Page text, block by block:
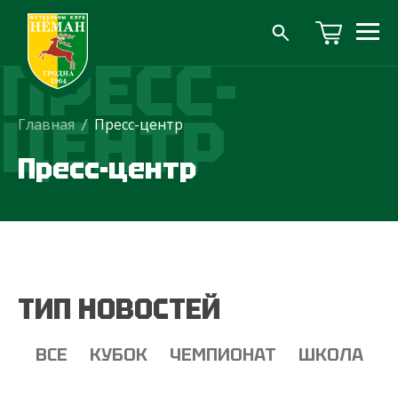
ПРЕСС-
ЦЕНТР
Главная / Пресс-центр
Пресс-центр
ТИП НОВОСТЕЙ
ВСЕ КУБОК ЧЕМПИОНАТ ШКОЛА